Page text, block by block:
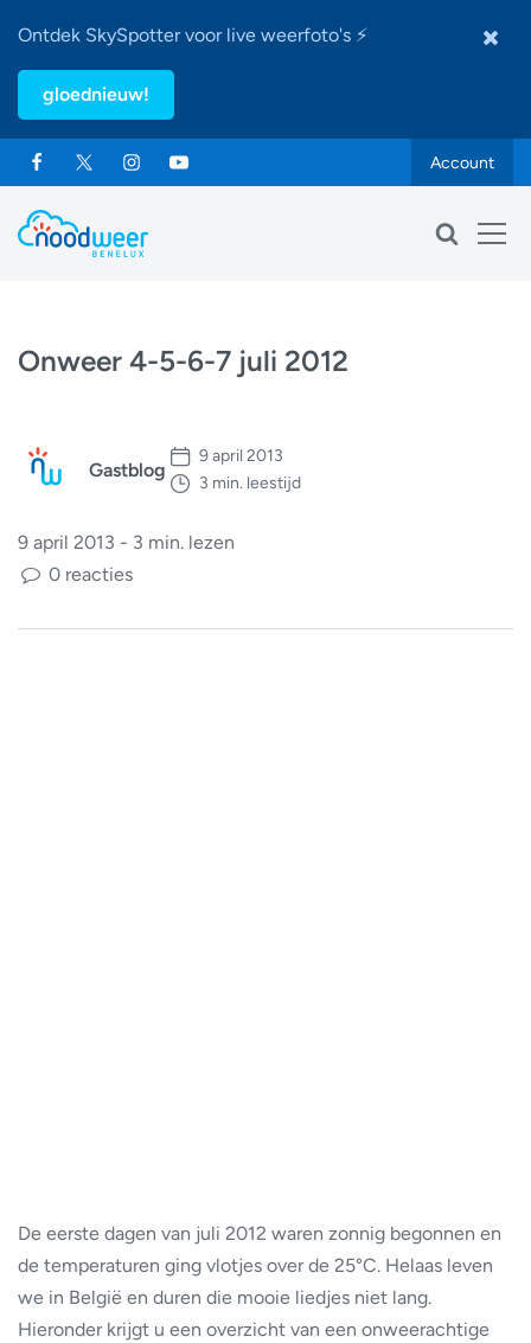
Ontdek SkySpotter voor live weerfoto's ⚡
gloednieuw!
Account
Onweer 4-5-6-7 juli 2012
Gastblog
9 april 2013
3 min. leestijd
9 april 2013 - 3 min. lezen
0 reacties
De eerste dagen van juli 2012 waren zonnig begonnen en
de temperaturen ging vlotjes over de 25°C. Helaas leven
we in België en duren die mooie liedjes niet lang.
Hieronder krijgt u een overzicht van een onweerachtige